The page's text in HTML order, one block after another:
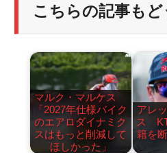
こちらの記事も
マルク・マルケス
「2027年仕様バイク
のエアロダイナミク
スはもっと削減して
ほしかった」
アレ
ス
籍を